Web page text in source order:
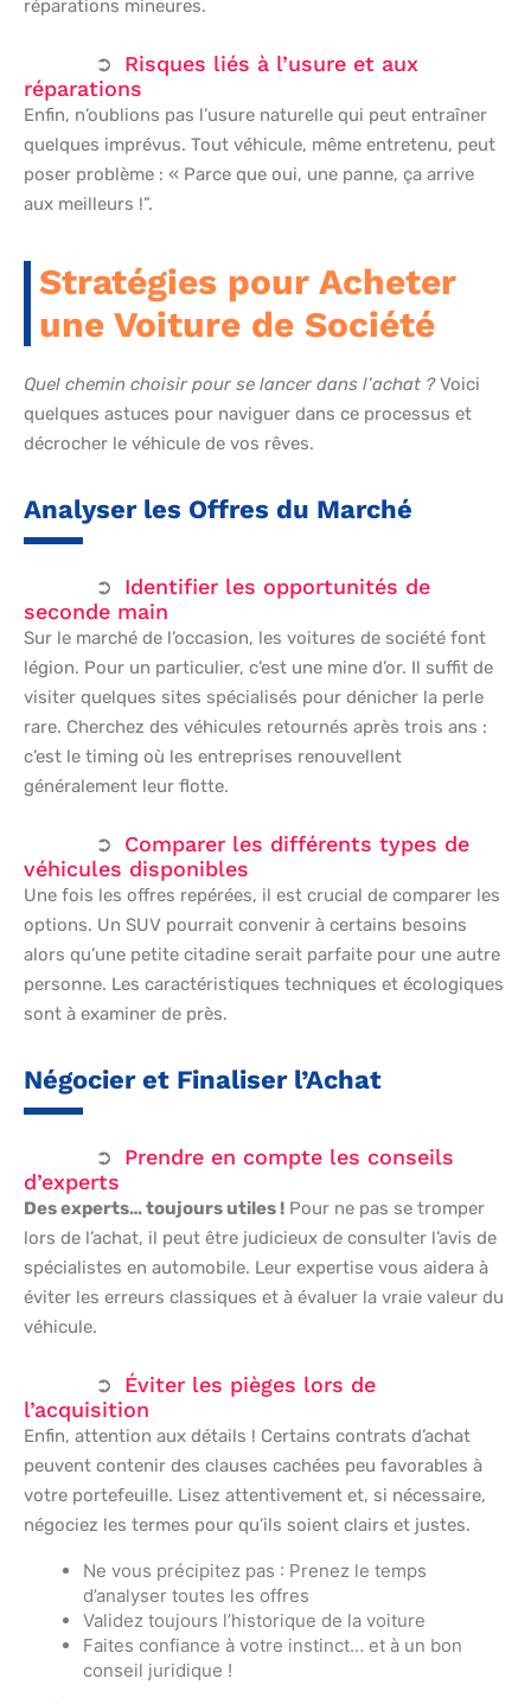
réparations mineures.
Risques liés à l’usure et aux
réparations
Enfin, n’oublions pas l’usure naturelle qui peut entraîner
quelques imprévus. Tout véhicule, même entretenu, peut
poser problème : « Parce que oui, une panne, ça arrive
aux meilleurs !”.
Stratégies pour Acheter
une Voiture de Société
Quel chemin choisir pour se lancer dans l’achat ?Voici
quelques astuces pour naviguer dans ce processus et
décrocher le véhicule de vos rêves.
Analyser les Offres du Marché
Identifier les opportunités de
seconde main
Sur le marché de l’occasion, les voitures de société font
légion. Pour un particulier, c’est une mine d’or. Il suffit de
visiter quelques sites spécialisés pour dénicher la perle
rare. Cherchez des véhicules retournés après trois ans :
c’est le timing où les entreprises renouvellent
généralement leur flotte.
Comparer les différents types de
véhicules disponibles
Une fois les offres repérées, il est crucial de comparer les
options. Un SUV pourrait convenir à certains besoins
alors qu’une petite citadine serait parfaite pour une autre
personne. Les caractéristiques techniques et écologiques
sont à examiner de près.
Négocier et Finaliser l’Achat
Prendre en compte les conseils
d’experts
Des experts… toujours utiles ! Pour ne pas se tromper
lors de l’achat, il peut être judicieux de consulter l’avis de
spécialistes en automobile. Leur expertise vous aidera à
éviter les erreurs classiques et à évaluer la vraie valeur du
véhicule.
Éviter les pièges lors de
l’acquisition
Enfin, attention aux détails ! Certains contrats d’achat
peuvent contenir des clauses cachées peu favorables à
votre portefeuille. Lisez attentivement et, si nécessaire,
négociez les termes pour qu’ils soient clairs et justes.
Ne vous précipitez pas : Prenez le temps
d’analyser toutes les offres
Validez toujours l’historique de la voiture
Faites confiance à votre instinct… et à un bon
conseil juridique !